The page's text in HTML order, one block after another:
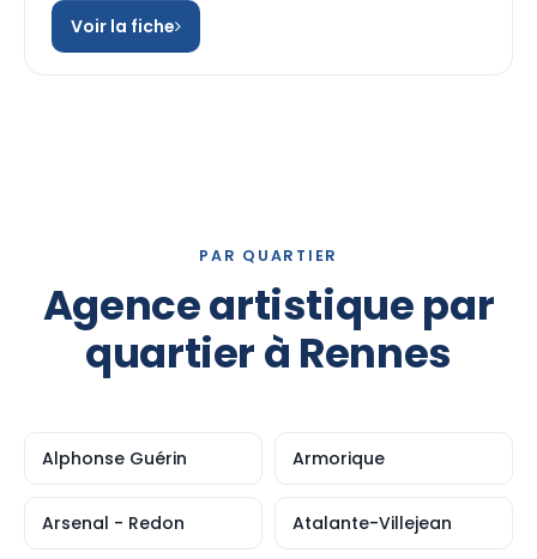
Voir la fiche
PAR QUARTIER
Agence artistique par
quartier à Rennes
Alphonse Guérin Armorique
Arsenal - Redon Atalante-Villejean